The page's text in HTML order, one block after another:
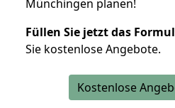
Münchingen planen!
Füllen Sie jetzt das
Sie kostenlose Angebote.
Kostenlose